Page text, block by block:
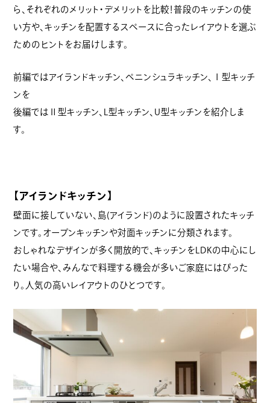
ら、それぞれのメリット・デメリットを比較！普段のキッチンの使
い方や、キッチンを配置するスペースに合ったレイアウトを選ぶ
ためのヒントをお届けします。
前編ではアイランドキッチン、ペニンシュラキッチン、Ⅰ型キッチ
ンを
後編ではⅡ型キッチン、L型キッチン、U型キッチンを紹介しま
す。
【アイランドキッチン】
壁面に接していない、島(アイランド)のように設置されたキッチ
ンです。オープンキッチンや対面キッチンに分類されます。
おしゃれなデザインが多く開放的で、キッチンをLDKの中心にし
たい場合や、みんなで料理する機会が多いご家庭にはぴった
り。人気の高いレイアウトのひとつです。